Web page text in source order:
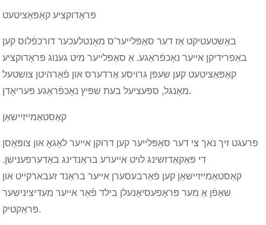
פּראָדוקציע קאַפּאַציטעט
באַשטעטיקט אַז דער סאַפּלייער'ס מאָנטלעכער דורכפֿלוס קען
באַפרידיקן אייער נאָכפֿראַגע. אַ סאַפּלייער מיט גענוג פּראָדוקציע
קאַפּאַציטעט קען שעפּן גרויסע אָרדערס און פֿאַרהיטן צושטעל
מאַנגל, ספּעציעל בעת שפּיץ נאָכפֿראַגע פּעריאָדן.
קאַסטאַמייזיישאַן
פרעגט זיך נאך צי דער סאַפּלייער קען דרוקן אייער לאָגאָ און צופּאַסן
די פּאַקאַדזשינג לויט אייערע בראַנדינג באַדערפענישן.
קאַסטאַמייזיישאַן קען פֿאַרבעסערן אייער בראַנד זעבארקייט און
שאַפֿן אַ מער פּראָפעסיאָנעלן בילד פֿאַר אייער מעדיצינישער
פּראַקטיק.